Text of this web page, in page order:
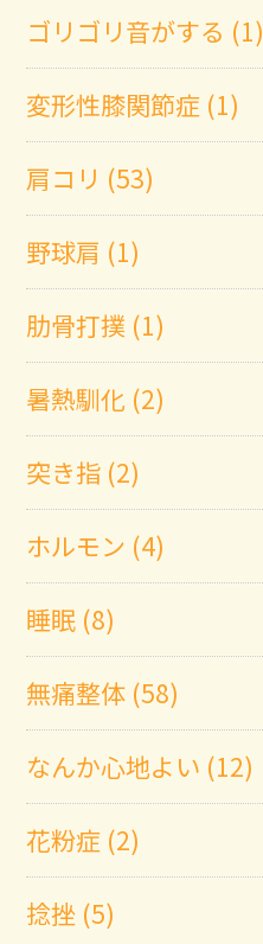
ゴリゴリ音がする (1)
変形性膝関節症 (1)
肩コリ (53)
野球肩 (1)
肋骨打撲 (1)
暑熱馴化 (2)
突き指 (2)
ホルモン (4)
睡眠 (8)
無痛整体 (58)
なんか心地よい (12)
花粉症 (2)
捻挫 (5)